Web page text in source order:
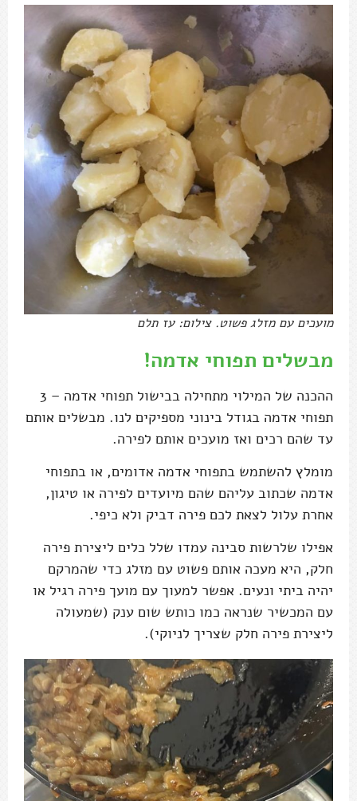
מועכים עם מזלג פשוט. צילום: עז תלם
מבשלים תפוחי אדמה!
ההכנה של המילוי מתחילה בבישול תפוחי אדמה – 3
תפוחי אדמה בגודל בינוני מספיקים לנו. מבשלים אותם
עד שהם רכים ואז מועכים אותם לפירה.
מומלץ להשתמש בתפוחי אדמה אדומים, או בתפוחי
אדמה שכתוב עליהם שהם מיועדים לפירה או טיגון,
אחרת עלול לצאת לכם פירה דביק ולא כיפי.
אפילו שלרשות סבינה עמדו שלל כלים ליצירת פירה
חלק, היא מעכה אותם פשוט עם מזלג כדי שהמרקם
יהיה ביתי ונעים. אפשר למעוך עם מועך פירה רגיל או
עם המכשיר שנראה כמו כותש שום ענק (שמעולה
ליצירת פירה חלק שצריך לניוקי).